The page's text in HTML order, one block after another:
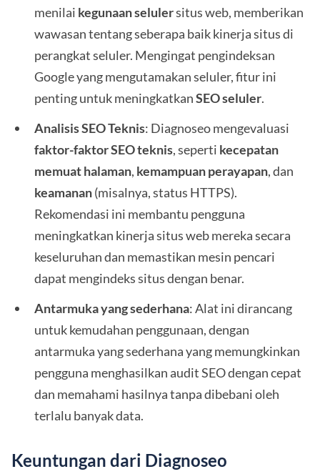
menilai kegunaan selulersitus web, memberikan
wawasan tentang seberapa baik kinerja situs di
perangkat seluler. Mengingat pengindeksan
Google yang mengutamakan seluler, fitur ini
penting untuk meningkatkanSEO seluler.
Analisis SEO Teknis: Diagnoseo mengevaluasi
faktor-faktor SEO teknis, seperti kecepatan
memuat halaman, kemampuan perayapan, dan
keamanan(misalnya, status HTTPS).
Rekomendasi ini membantu pengguna
meningkatkan kinerja situs web mereka secara
keseluruhan dan memastikan mesin pencari
dapat mengindeks situs dengan benar.
Antarmuka yang sederhana: Alat ini dirancang
untuk kemudahan penggunaan, dengan
antarmuka yang sederhana yang memungkinkan
pengguna menghasilkan audit SEO dengan cepat
dan memahami hasilnya tanpa dibebani oleh
terlalu banyak data.
Keuntungan dari Diagnoseo